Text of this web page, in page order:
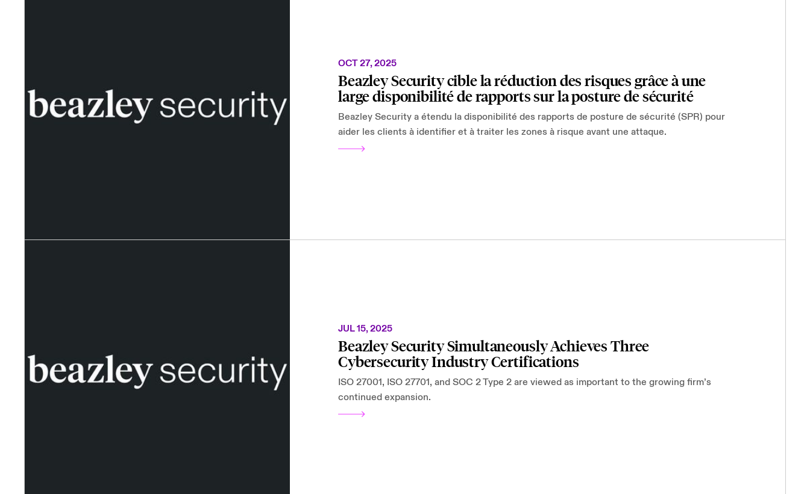
OCT 27, 2025
Beazley Security cible la réduction des risques grâce à une
large disponibilité de rapports sur la posture de sécurité
Beazley Security a étendu la disponibilité des rapports de posture de sécurité (SPR) pour
aider les clients à identifier et à traiter les zones à risque avant une attaque.
JUL 15, 2025
Beazley Security Simultaneously Achieves Three
Cybersecurity Industry Certifications
ISO 27001, ISO 27701, and SOC 2 Type 2 are viewed as important to the growing firm’s
continued expansion.